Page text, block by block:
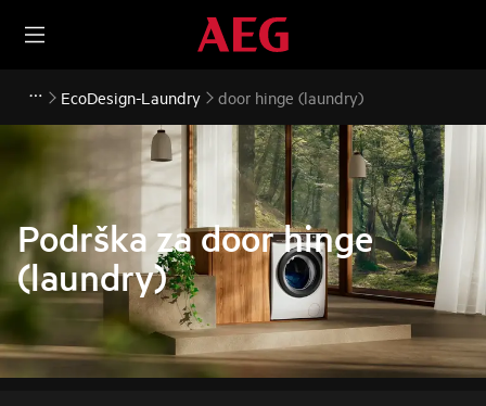
EcoDesign-Laundry door hinge (laundry)
Podrška za door hinge
(laundry)